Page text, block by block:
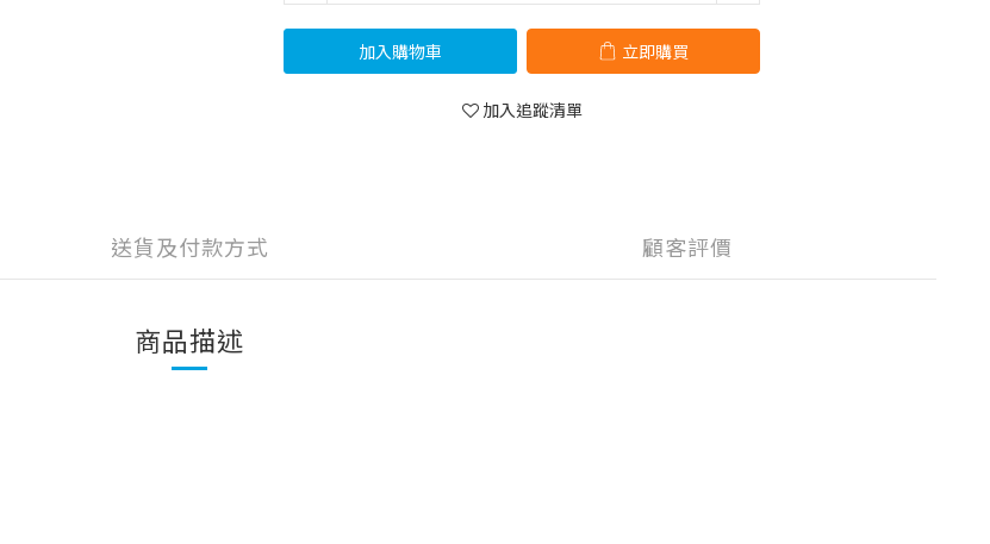
加入購物車 立即購買
加入追蹤清單
送貨及付款方式 顧客評價
商品描述